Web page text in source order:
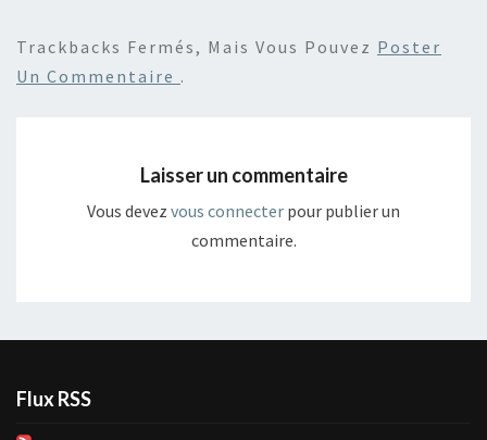
Trackbacks Fermés, Mais Vous Pouvez Poster
Un Commentaire .
Laisser un commentaire
Vous devez vous connecter pour publier un
commentaire.
Flux RSS